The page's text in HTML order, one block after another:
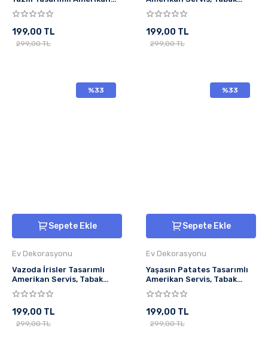
Servis, Tabak Altlığı & Ev
Hediyesi, 2 Adet
199,00 TL
299,00 TL
Altlığı & Şık Masa Dekoru, Ev
Hediyesi, 2 Adet
199,00 TL
299,00 TL
%33
Sepete Ekle
Ev Dekorasyonu
Vazoda İrisler Tasarımlı
Amerikan Servis, Tabak
Altlığı & Şık Masa Dekoru, Ev
Hediyesi, 2 Adet
199,00 TL
299,00 TL
%33
Sepete Ekle
Ev Dekorasyonu
Yaşasın Patates Tasarımlı
Amerikan Servis, Tabak
Altlığı & Şık Masa Dekoru, Ev
Hediyesi, 2 Adet
199,00 TL
299,00 TL